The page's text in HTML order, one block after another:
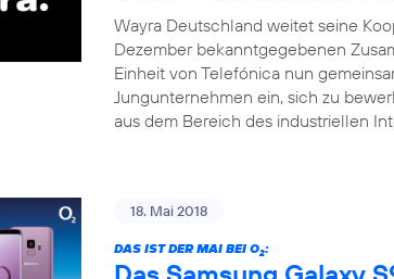
Wayra Deutschland weitet seine
Dezember bekanntgegebenen
Einheit von Telefónica nun
Jungunternehmen ein, sich zu
aus dem Bereich des industriellen
18. Mai 2018
DAS IST DER MAI BEI O2: